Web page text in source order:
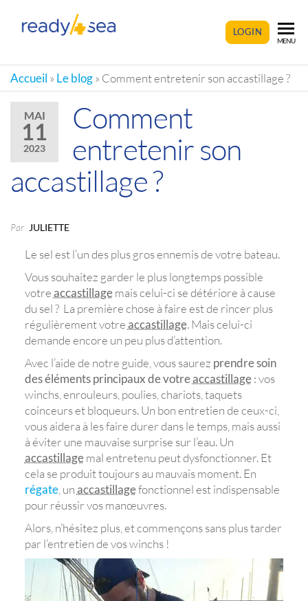
READY4SEALOGIN
MENU
Accueil » Le blog» Comment entretenir son accastillage ?
MAI
11
2023
Comment
entretenir son
accastillage ?
Par JULIETTE
Le sel est l’un des plus gros ennemis de votre bateau.
Vous souhaitez garder le plus longtemps possible
votreaccastillagemais celui-ci se détériore à cause
du sel ? La première chose à faire est de rincer plus
régulièrement votreaccastillage. Mais celui-ci
demande encore un peu plus d’attention.
Avec l’aide de notre guide, vous saurez prendre soin
des éléments principaux de votreaccastillage: vos
winchs, enrouleurs, poulies, chariots, taquets
coinceurs et bloqueurs. Un bon entretien de ceux-ci,
vous aidera à les faire durer dans le temps, mais aussi
à éviter une mauvaise surprise sur l’eau. Un
accastillagemal entretenu peut dysfonctionner. Et
cela se produit toujours au mauvais moment. En
régate, unaccastillagefonctionnel est indispensable
pour réussir vos manœuvres.
Alors, n’hésitez plus, et commençons sans plus tarder
par l’entretien de vos winchs !